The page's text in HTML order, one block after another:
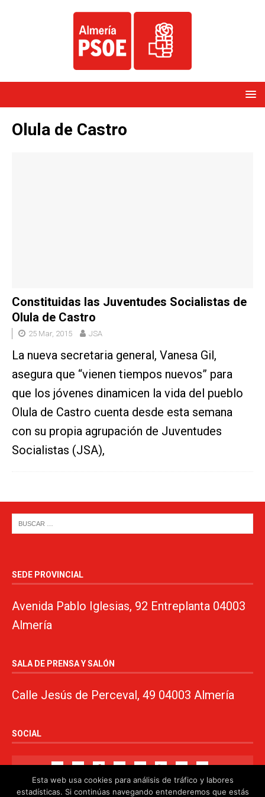
Olula de Castro
Constituidas las Juventudes Socialistas de
Olula de Castro
25 Mar, 2015 JSA
La nueva secretaria general, Vanesa Gil,
asegura que “vienen tiempos nuevos” para
que los jóvenes dinamicen la vida del pueblo
Olula de Castro cuenta desde esta semana
con su propia agrupación de Juventudes
Socialistas (JSA),
SEDE PROVINCIAL
Avenida Pablo Iglesias, 92 Entreplanta 04003
Almería
SALA DE PRENSA Y SALÓN
Calle Jesús de Perceval, 49 04003 Almería
SOCIAL
Esta web usa cookies para análisis de tráfico y labores
estadísticas. Si continúas navegando entenderemos que estás